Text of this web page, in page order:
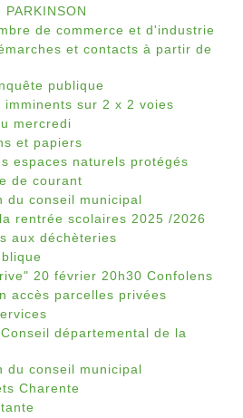
de commerce et d'industrie
et contacts à partir de
publique
sur 2 x 2 voies
mercredi
et papiers
espaces naturels protégés
de courant
du conseil municipal
rentrée scolaires 2025 /2026
aux déchèteries
20 février 20h30 Confolens
accès parcelles privées
départemental de la
du conseil municipal
Charente